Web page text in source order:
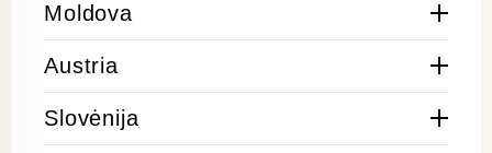
Moldova
Austria
Slovėnija